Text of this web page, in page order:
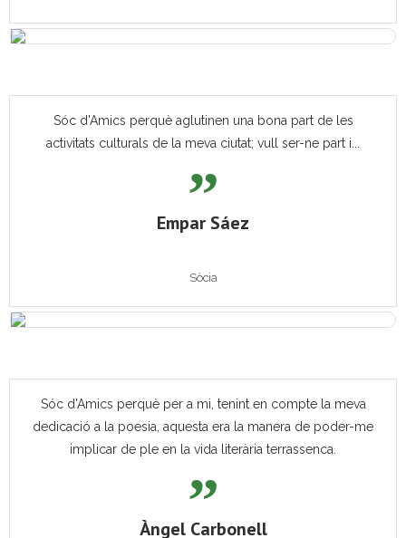
Sóc d'Amics perquè aglutinen una bona part de les
activitats culturals de la meva ciutat; vull ser-ne part i...
Empar Sáez
Sòcia
Sóc d'Amics perquè per a mi, tenint en compte la meva
dedicació a la poesia, aquesta era la manera de poder-me
implicar de ple en la vida literària terrassenca.
Àngel Carbonell